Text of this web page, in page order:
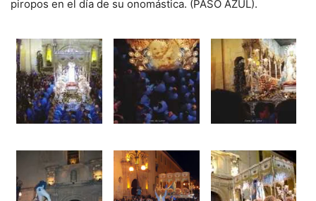
piropos en el día de su onomástica. (PASO AZUL).